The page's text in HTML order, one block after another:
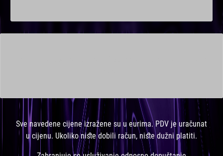
Sve navedene cijene izražene su u eurima. PDV je uračunat
u cijenu. Ukoliko niste dobili račun, niste dužni platiti.